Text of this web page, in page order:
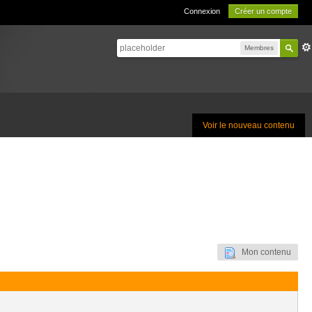
Connexion Créer un compte
Membres
Voir le nouveau contenu
Mon contenu